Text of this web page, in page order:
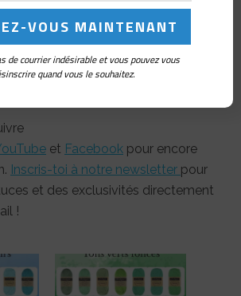
découvrir tous les outils et
tu as besoin pour crocheter avec
notresélection de
et lance-toi dans ta
et Facebook pour encore
Inscris-toi à notre newsletter pour
et des exclusivités directement
!
de courrier indésirable et vous pouvez vous
quand vous le souhaitez.